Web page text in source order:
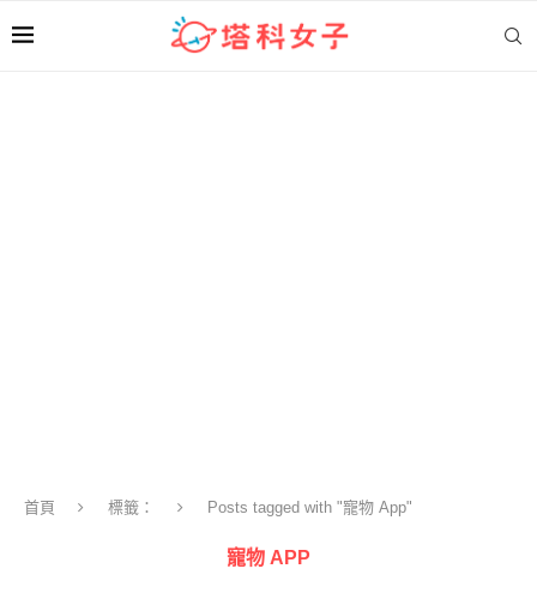
首頁 標籤： Posts tagged with "寵物 App"
寵物 APP